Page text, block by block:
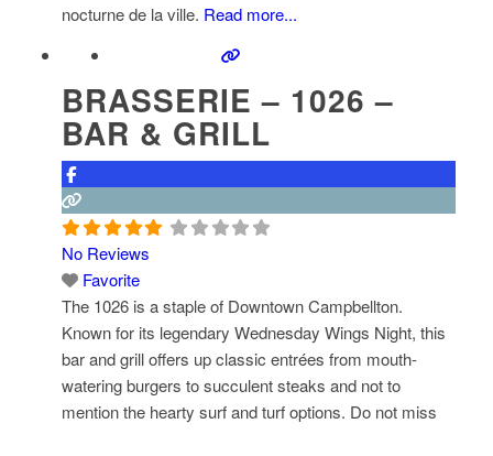
nocturne de la ville. Read more...
BRASSERIE – 1026 –
BAR & GRILL
No Reviews
Favorite
The 1026 is a staple of Downtown Campbellton.
Known for its legendary Wednesday Wings Night, this
bar and grill offers up classic entrées from mouth-
watering burgers to succulent steaks and not to
mention the hearty surf and turf options. Do not miss